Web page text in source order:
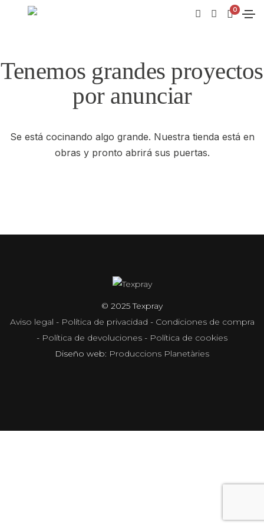
0
Tenemos grandes proyectos
por anunciar
Se está cocinando algo grande. Nuestra tienda está en
obras y pronto abrirá sus puertas.
© 2025 Texpray
Aviso legal - Política de privacidad - Condiciones de compra
- Política de devoluciones - Política de cookies
Diseño web: Produccions Planetàries